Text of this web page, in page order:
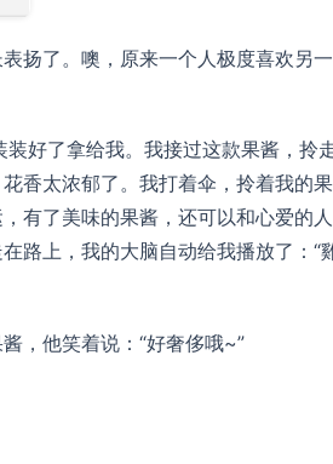
扬了。噢，原来一个人极度喜欢另
好了拿给我。我接过这款果酱，拎
香太浓郁了。我打着伞，拎着我的
有了美味的果酱，还可以和心爱的
路上，我的大脑自动给我播放了：
，他笑着说：“好奢侈哦~”